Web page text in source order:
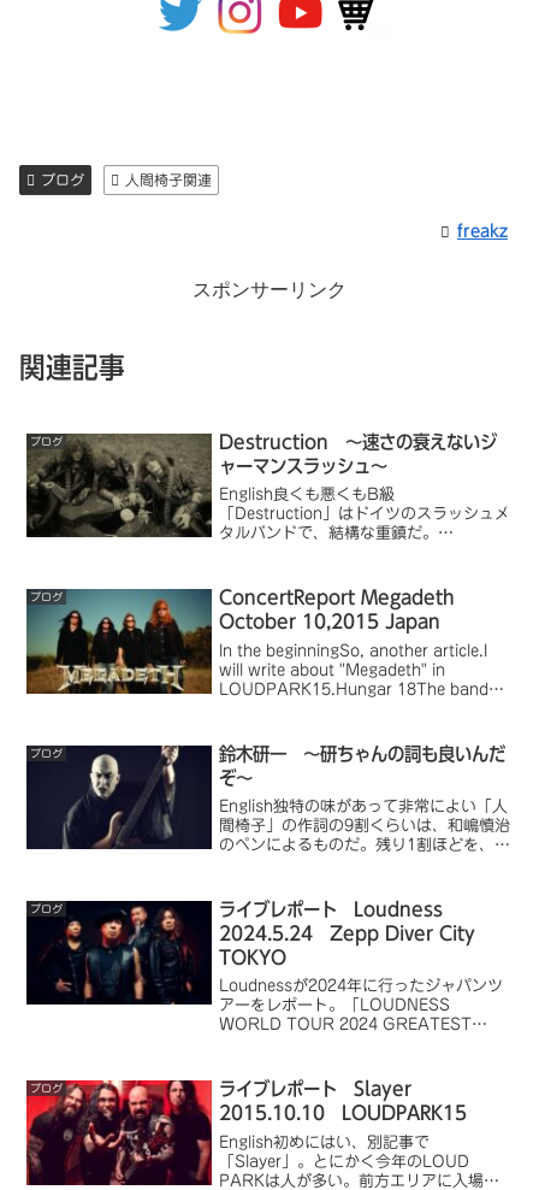
ブログ 人間椅子関連
freakz
スポンサーリンク
関連記事
ブログ
Destruction ～速さの衰えないジ
ャーマンスラッシュ～
English良くも悪くもB級
「Destruction」はドイツのスラッシュメ
タルバンドで、結構な重鎮だ。
われたりする。私もスラッシュメタルに
は目がないので、...
ブログ
ConcertReport Megadeth
October 10,2015 Japan
In the beginningSo, another article.I
will write about "Megadeth" in
LOUDPARK15.Hungar 18The band
ブログ
鈴木研一 ～研ちゃんの詞も良いんだ
ぞ～
English独特の味があって非常によい「人
間椅子」の作詞の9割くらいは、和嶋慎治
のペンによるものだ。残り1割ほどを、鈴
私も和嶋の詞は好きだ。しかし、余り注
目を浴びない...
ブログ
ライブレポート Loudness
2024.5.24 Zepp Diver City
TOKYO
Loudnessが2024年に行ったジャパンツ
アーをレポート。「LOUDNESS
WORLD TOUR 2024 GREATEST
Youtube動画を埋め込んでいるので、予
習または暇つぶし、振り返りに最適で
す。
ブログ
ライブレポート Slayer
2015.10.10 LOUDPARK15
English初めにはい、別記事で
「Slayer」。とにかく今年のLOUD
PARKは人が多い。前方エリアに入場規